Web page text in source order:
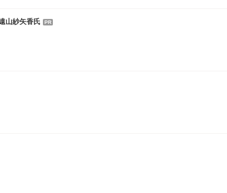
山紗矢香氏 PR